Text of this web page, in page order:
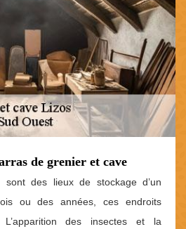
de grenier et cave
des lieux de stockage d’un
ou des années, ces endroits
des insectes et la